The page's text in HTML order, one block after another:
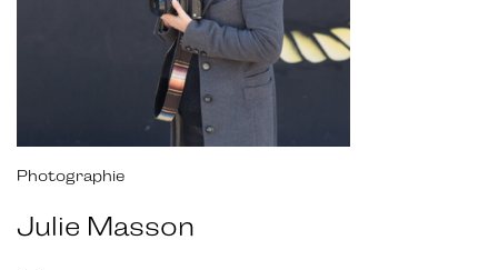
Photographie
Julie Masson